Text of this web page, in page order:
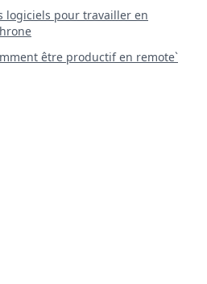
logiciels pour travailler en
être productif en remote`